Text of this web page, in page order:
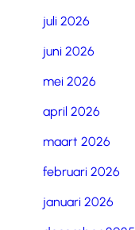
juli 2026
juni 2026
mei 2026
april 2026
maart 2026
februari 2026
januari 2026